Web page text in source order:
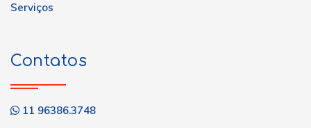
Serviços
Contatos
11 96386.3748